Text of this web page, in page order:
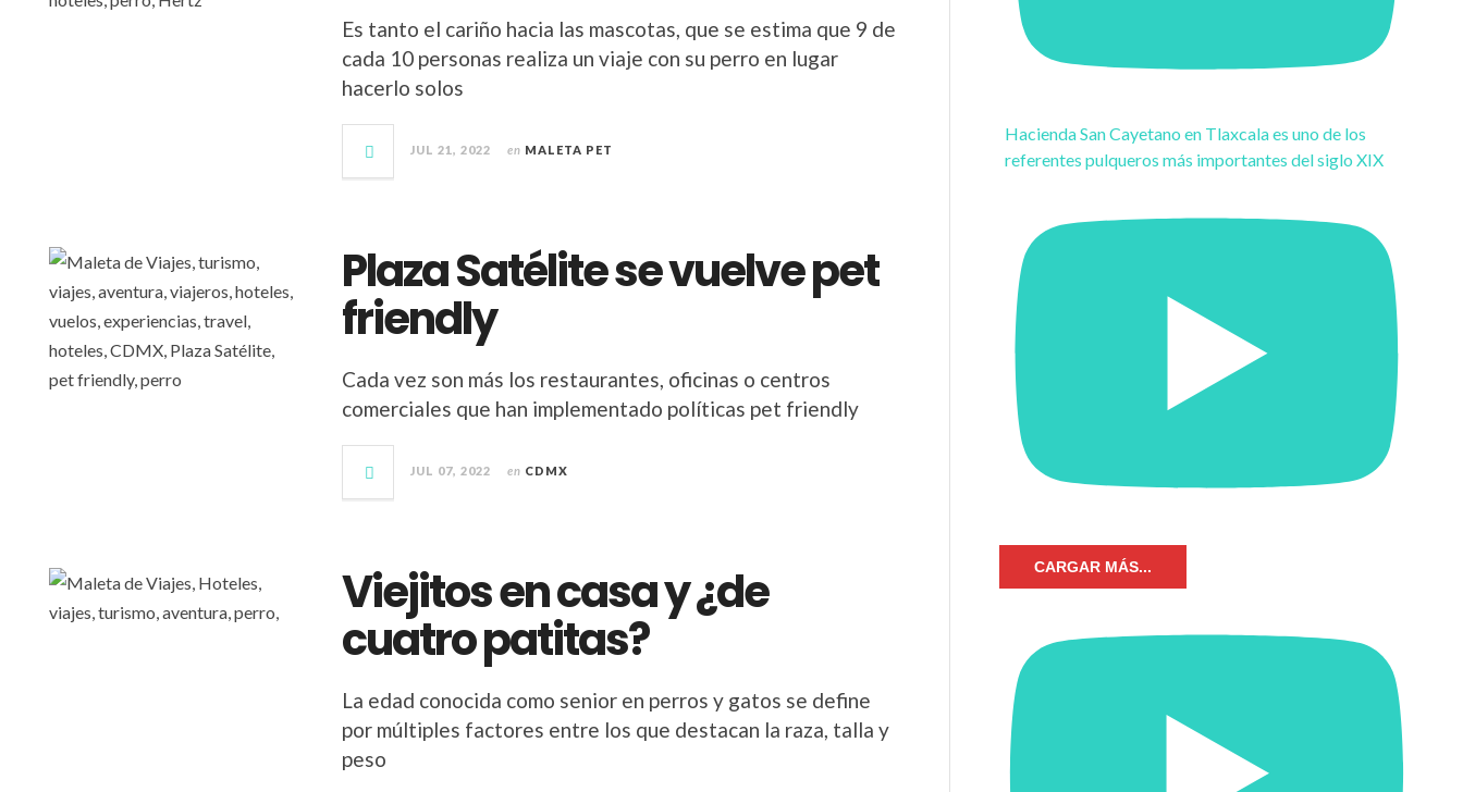
Es tanto el cariño hacia las mascotas, que se estima que 9 de
cada 10 personas realiza un viaje con su perro en lugar
hacerlo solos
JUL 21, 2022 en MALETA PET
Plaza Satélite se vuelve pet
friendly
Cada vez son más los restaurantes, oficinas o centros
comerciales que han implementado políticas pet friendly
JUL 07, 2022 en CDMX
Viejitos en casa y ¿de
cuatro patitas?
La edad conocida como senior en perros y gatos se define
por múltiples factores entre los que destacan la raza, talla y
peso
Hacienda San Cayetano en Tlaxcala es uno de los
referentes pulqueros más importantes del siglo XIX
CARGAR MÁS...